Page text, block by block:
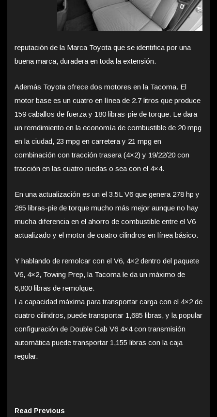
reputación de la Marca Toyota que se identifica por una
buena marca, duradera en toda la extensión.
Además Toyota ofrece dos motores en la Tacoma. El
motor base es un cuatro en línea de 2.7 litros que produce
159 caballos de fuerza y 180 libras-pie de torque. Le dara
un remdimiento en la economía de combustible de 20 mpg
en la ciudad, 23 mpg en carretera y 21 mpg en
combinación con tracción trasera (4×2) y 19/22/20 con
tracción en las cuatro ruedas o sea con el 4×4.
En una actualización es un el 3.5L V6 que genera 278 hp y
265 libras-pie de torque mucho más mejor aunque no hay
mucha diferencia en el ahorro de combustible entre el V6
actualizado y el motor de cuatro cilindros en línea básico.
Y hablando de remolcar con el V6, 4×2 dentro del paquete
V6, 4×2, Towing Prep, la Tacoma le da un máximo de
6,800 libras de remolque.
La capacidad máxima para transportar carga con el 4×2 de
cuatro cilindros, puede transportar 1,685 libras, y la popular
configuración de Double Cab V6 4×4 con transmisión
automática puede transportar 1,155 libras con la caja
regular.
Read Previous